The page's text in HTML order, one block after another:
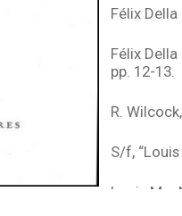
Félix Della
Félix
pp. 12-13.
R.
S/f,
Louis